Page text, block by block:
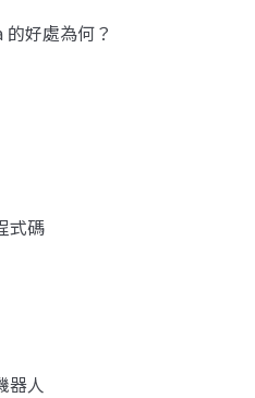
好處為何？
式碼
器人